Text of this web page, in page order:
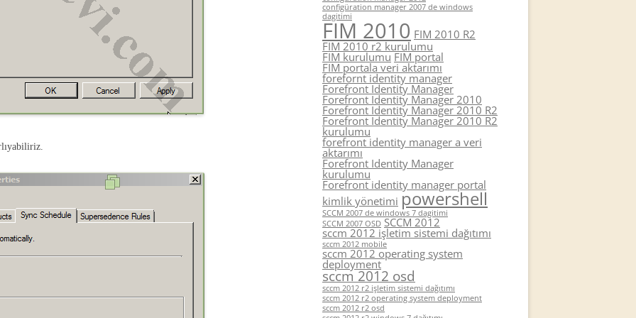
configüration manager 2007 de windows
dagitimi
FIM 2010 FIM 2010 R2
FIM 2010 r2 kurulumu
FIM kurulumu FIM portal
FIM portala veri aktarımı
forefornt identity manager
Forefront Identity Manager
Forefront Identity Manager 2010
Forefront Identity Manager 2010 R2
Forefront Identity Manager 2010 R2
kurulumu
forefront identity manager a veri
aktarımı
Forefront Identity Manager
kurulumu
Forefront identity manager portal
kimlik yönetimi powershell
SCCM 2007 de windows 7 dagitimi
SCCM 2007 OSD SCCM 2012
sccm 2012 işletim sistemi dağıtımı
sccm 2012 mobile
sccm 2012 operating system
deployment
sccm 2012 osd
sccm 2012 r2 işletim sistemi dağıtımı
sccm 2012 r2 operating system deployment
sccm 2012 r2 osd